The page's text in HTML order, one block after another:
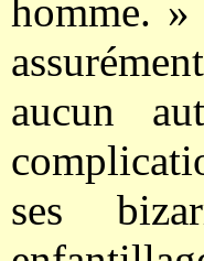
homme.
aucun
ses